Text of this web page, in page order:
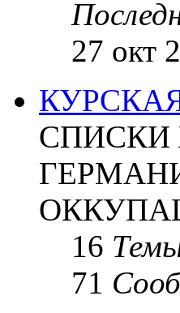
27 окт
СПИСКИ
16
71